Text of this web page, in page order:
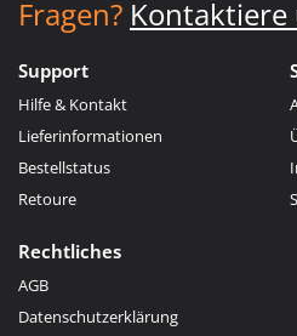
Fragen? Kontaktiere
Support
Hilfe & Kontakt
Lieferinformationen
Bestellstatus
Retoure
Rechtliches
AGB
Datenschutzerklärung